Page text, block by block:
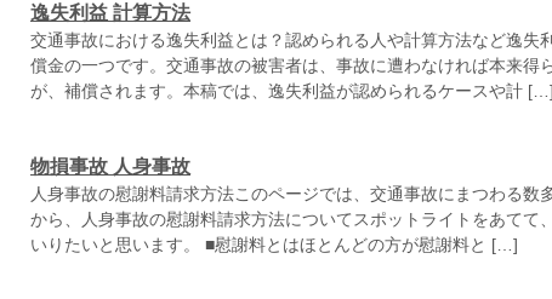
逸失利益 計算方法
交通事故における逸失利益とは？認められる人や計算方法など逸失
償金の一つです。交通事故の被害者は、事故に遭わなければ本来得
が、補償されます。本稿では、逸失利益が認められるケースや計 […]
物損事故 人身事故
人身事故の慰謝料請求方法このページでは、交通事故にまつわる数
から、人身事故の慰謝料請求方法についてスポットライトをあてて
いりたいと思います。 ■慰謝料とはほとんどの方が慰謝料と […]